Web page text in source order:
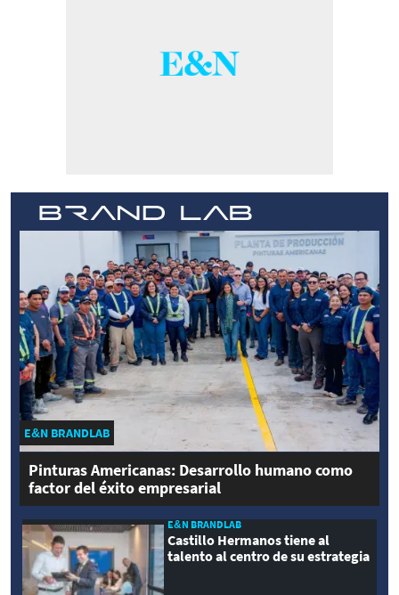
E&N BRANDLAB
Pinturas Americanas: Desarrollo humano como
factor del éxito empresarial
E&N BRANDLAB
Castillo Hermanos tiene al
talento al centro de su estrategia